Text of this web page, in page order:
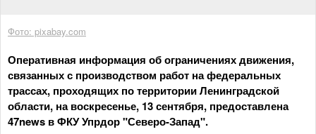
Фото: pixabay.com
Оперативная информация об ограничениях движения,
связанных с производством работ на федеральных
трассах, проходящих по территории Ленинградской
области, на воскресенье, 13 сентября, предоставлена
47news в ФКУ Упрдор "Северо-Запад".